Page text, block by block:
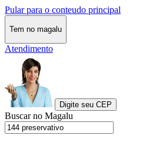
Pular para o conteudo principal
Tem no magalu
Atendimento
Digite seu CEP
Buscar no Magalu